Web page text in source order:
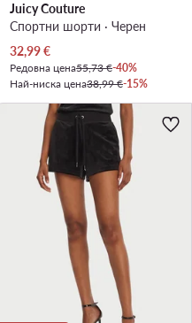
Juicy Couture
Спортни шорти · Черен
Актуална цена
32,99€
Редовна цена55,73 €-40%
Най-ниска цена38,99 €-15%